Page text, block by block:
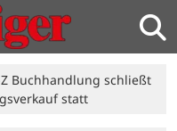
Buchhandlung schließt
statt